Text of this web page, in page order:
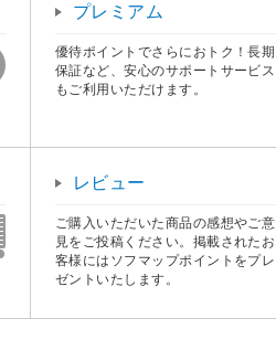
プレミアム
優待ポイントでさらにおトク！長期
保証など、安心のサポートサービス
もご利用いただけます。
レビュー
ご購入いただいた商品の感想やご意
見をご投稿ください。掲載されたお
客様にはソフマップポイントをプレ
ゼントいたします。